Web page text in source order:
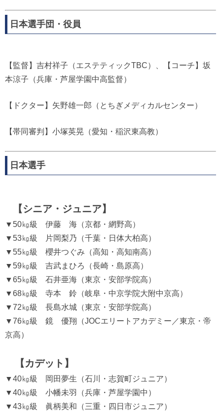
日本選手団・役員
【監督】吉村祥子（エステティックTBC）、【コーチ】坂
本涼子（兵庫・芦屋学園中高監督）
【ドクター】矢野雄一郎（とちぎメディカルセンター）
【帯同審判】小塚英晃（愛知・稲沢東高教）
日本選手
【シニア・ジュニア】
▼50㎏級 伊藤 海（京都・網野高）
▼53㎏級 片岡梨乃（千葉・日体大柏高）
▼55㎏級 櫻井つぐみ（高知・高知南高）
▼59㎏級 吉武まひろ（長崎・島原高）
▼65㎏級 石井亜海（東京・安部学院高）
▼68㎏級 寺本 鈴（岐阜・中京学院大附中京高）
▼72㎏級 長島水城（東京・安部学院高）
▼76㎏級 鏡 優翔（JOCエリートアカデミー／東京・帝
京高）
【カデット】
▼40㎏級 岡田夢生（石川・志賀町ジュニア）
▼40㎏級 小幡未羽（兵庫・芦屋学園中）
▼43㎏級 眞柄美和（三重・四日市ジュニア）